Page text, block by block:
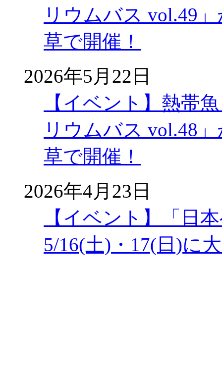
リウムバス vol.49
草で開催！
2026年5月22日
【イベント】熱帯
リウムバス vol.48
草で開催！
2026年4月23日
【イベント】「日
5/16(土)・17(日)に